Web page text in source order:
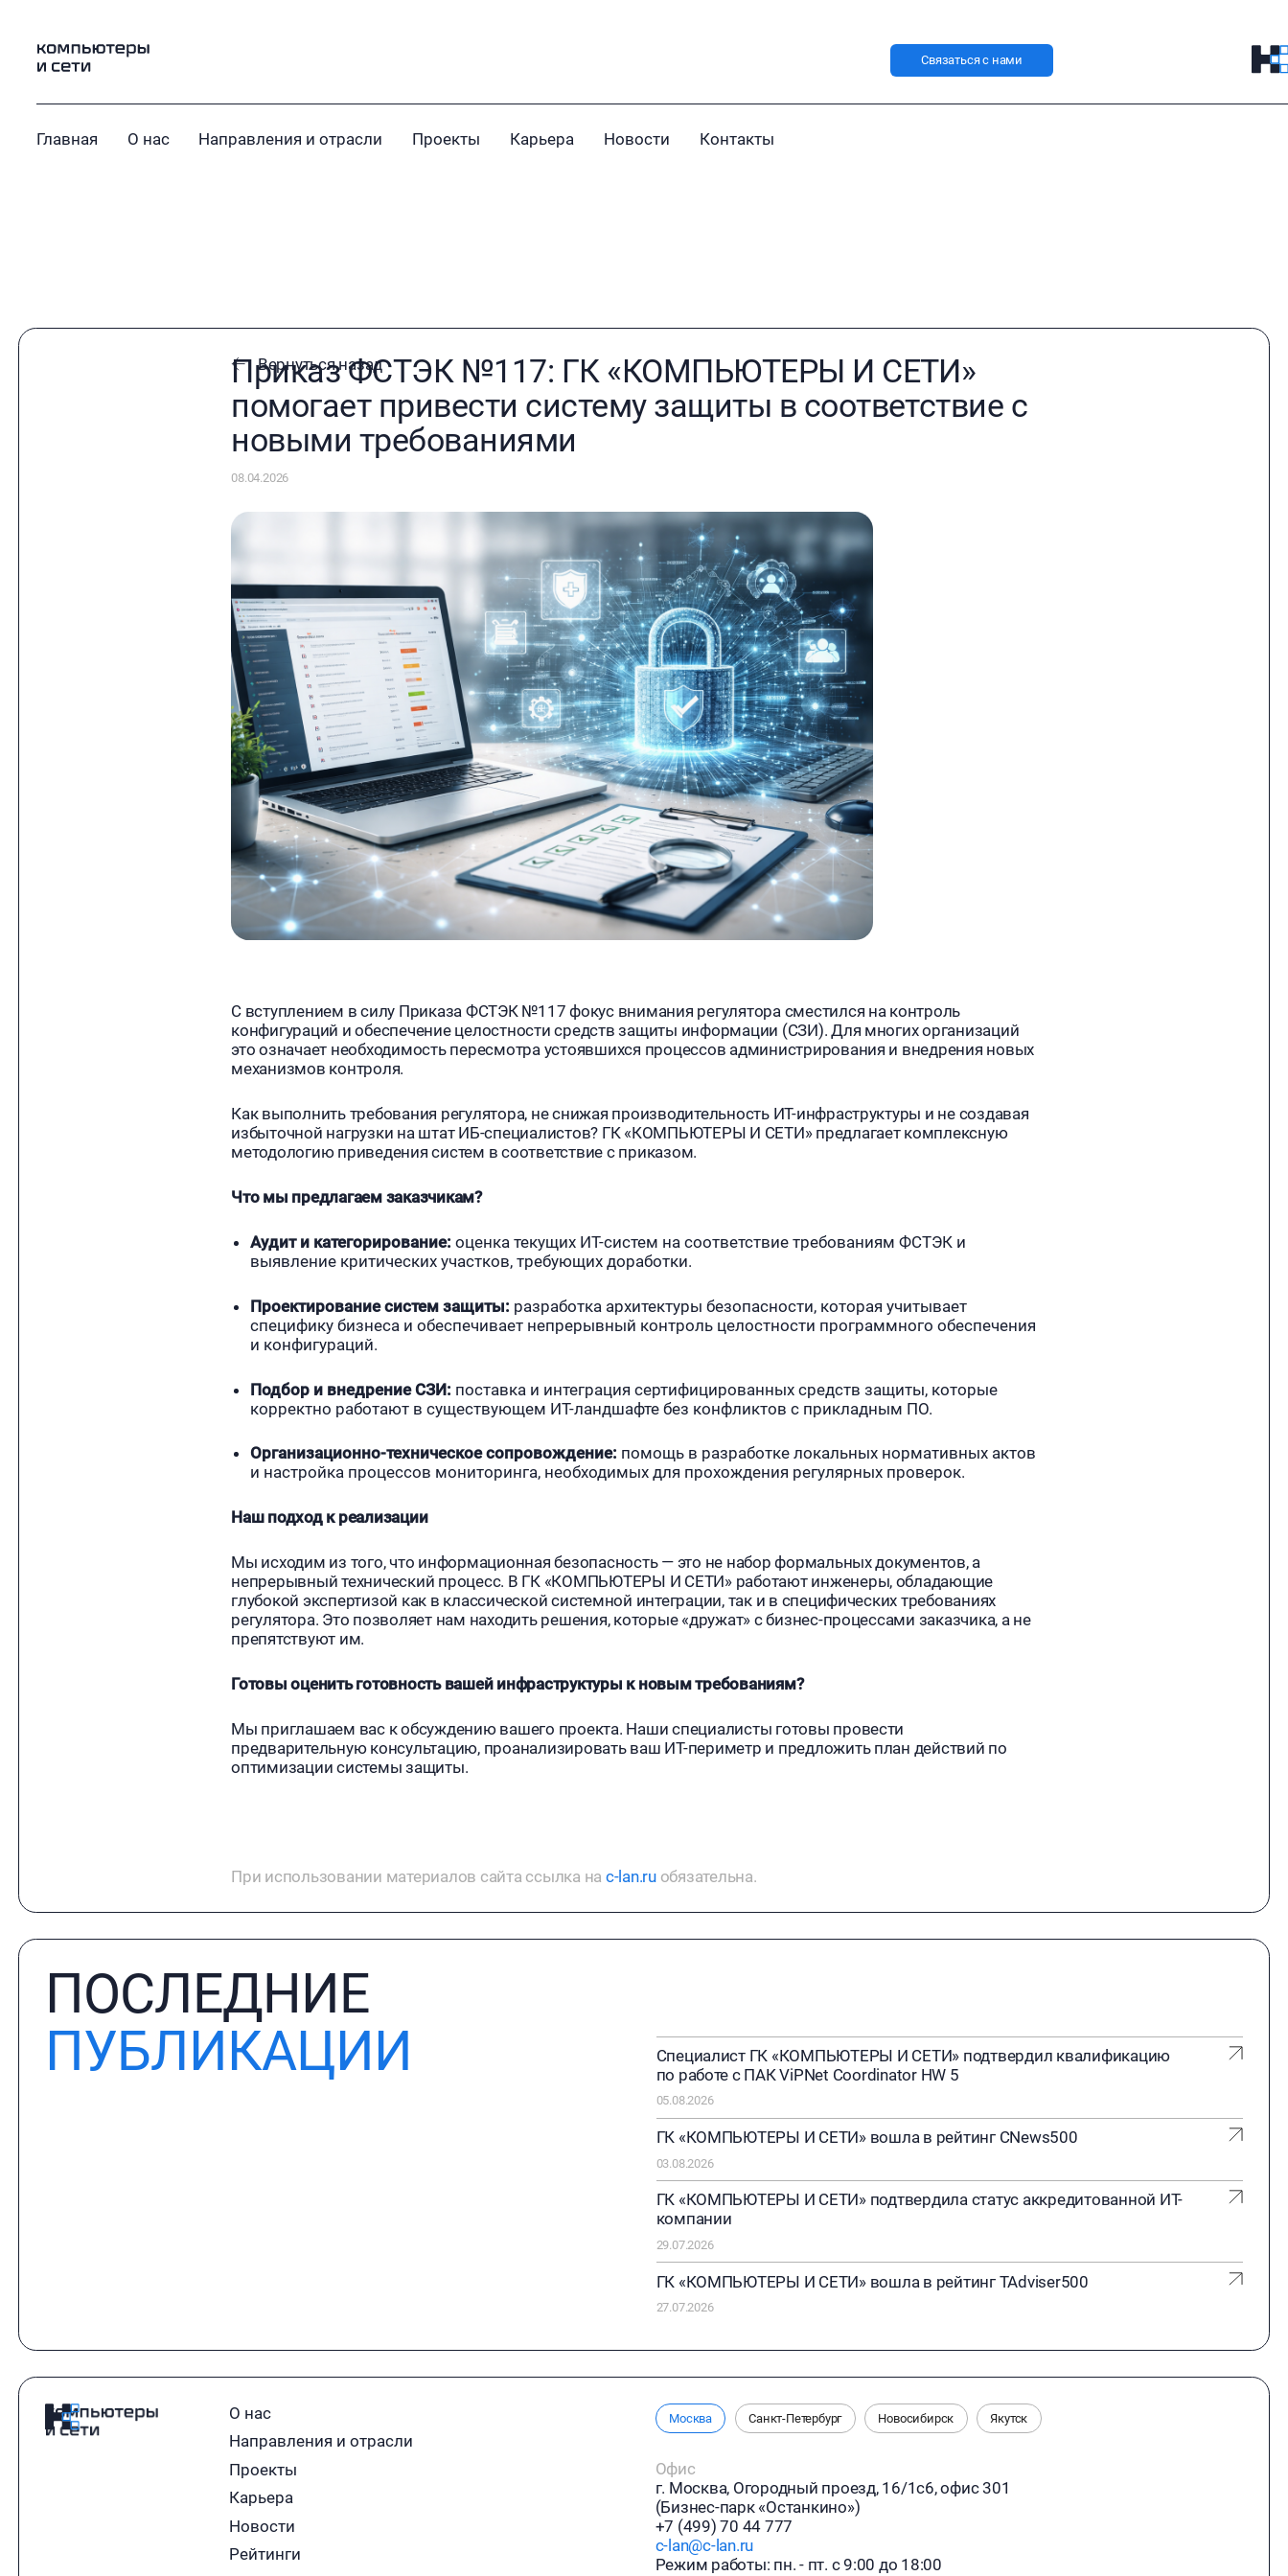
Связаться с нами
Главная О нас Направления и отрасли Проекты Карьера Новости Контакты
Вернуться назад
Приказ ФСТЭК №117: ГК «КОМПЬЮТЕРЫ И СЕТИ»
помогает привести систему защиты в соответствие с
новыми требованиями
08.04.2026
С вступлением в силу Приказа ФСТЭК №117 фокус внимания регулятора сместился на контроль
конфигураций и обеспечение целостности средств защиты информации (СЗИ). Для многих организаций
это означает необходимость пересмотра устоявшихся процессов администрирования и внедрения новых
механизмов контроля.
Как выполнить требования регулятора, не снижая производительность ИТ-инфраструктуры и не создавая
избыточной нагрузки на штат ИБ-специалистов? ГК «КОМПЬЮТЕРЫ И СЕТИ» предлагает комплексную
методологию приведения систем в соответствие с приказом.
Что мы предлагаем заказчикам?
Аудит и категорирование: оценка текущих ИТ-систем на соответствие требованиям ФСТЭК и
выявление критических участков, требующих доработки.
Проектирование систем защиты: разработка архитектуры безопасности, которая учитывает
специфику бизнеса и обеспечивает непрерывный контроль целостности программного обеспечения
и конфигураций.
Подбор и внедрение СЗИ: поставка и интеграция сертифицированных средств защиты, которые
корректно работают в существующем ИТ-ландшафте без конфликтов с прикладным ПО.
Организационно-техническое сопровождение: помощь в разработке локальных нормативных актов
и настройка процессов мониторинга, необходимых для прохождения регулярных проверок.
Наш подход к реализации
Мы исходим из того, что информационная безопасность — это не набор формальных документов, а
непрерывный технический процесс. В ГК «КОМПЬЮТЕРЫ И СЕТИ» работают инженеры, обладающие
глубокой экспертизой как в классической системной интеграции, так и в специфических требованиях
регулятора. Это позволяет нам находить решения, которые «дружат» с бизнес-процессами заказчика, а не
препятствуют им.
Готовы оценить готовность вашей инфраструктуры к новым требованиям?
Мы приглашаем вас к обсуждению вашего проекта. Наши специалисты готовы провести
предварительную консультацию, проанализировать ваш ИТ-периметр и предложить план действий по
оптимизации системы защиты.
При использовании материалов сайта ссылка на c-lan.ruобязательна.
ПОСЛЕДНИЕ
ПУБЛИКАЦИИ
Специалист ГК «КОМПЬЮТЕРЫ И СЕТИ» подтвердил квалификацию
по работе с ПАК ViPNet Coordinator HW 5
05.08.2026
ГК «КОМПЬЮТЕРЫ И СЕТИ» вошла в рейтинг CNews500
03.08.2026
ГК «КОМПЬЮТЕРЫ И СЕТИ» подтвердила статус аккредитованной ИТ-
компании
29.07.2026
ГК «КОМПЬЮТЕРЫ И СЕТИ» вошла в рейтинг TAdviser500
27.07.2026
О нас
Направления и отрасли
Проекты
Карьера
Новости
Рейтинги
Москва Санкт-Петербург Новосибирск Якутск
Офис
г. Москва, Огородный проезд, 16/1с6, офис 301
(Бизнес-парк «Останкино»)
+7 (499) 70 44 777
c-lan@c-lan.ru
Режим работы: пн. - пт. с 9:00 до 18:00